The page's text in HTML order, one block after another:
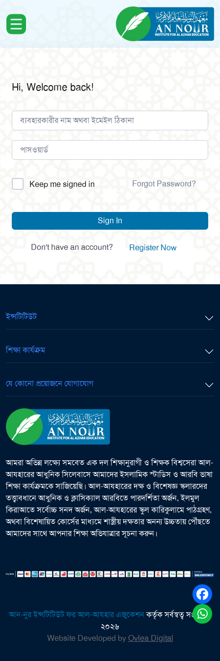
Hi, Welcome back!
Alternative:
Keep me signed in Forgot Password?
Sign In
Don't have an account? Register Now
ইন্সটিটিউট
শিক্ষা কার্যক্রম
যে কোনো প্রয়োজনে যোগাযোগ
আমরা অভিন্ন লক্ষ্যে সমবেত এক দল শিক্ষানুরাগী ও শিক্ষক বিশ্বসেরা আল-
আযহারের আধুনিক সিলেবাসে আমাদের ইসলামিক স্টাডিস ও আরবি ভাষা
শিক্ষা কার্যক্রমকে সাজিয়েছি। আল-আযহারের দক্ষ ও বিশেষজ্ঞ স্কলারদের
তত্ত্বাবধানে আধুনিক ও ক্লাসিক্যাল আরবিতে পারদর্শিতা অর্জন, ইলমুল
কিরাআতে সর্বোচ্চ সনদ অর্জন, আল-আযহারের স্কুল কারিকুলামে পাঠগ্রহণ,
অথবা বিশেষায়িত কোর্সের মাধ্যমে শাস্ত্রীয় দক্ষতার অনন্য উচ্চতায় পৌঁছতে
আমাদের সাথে আপনার শিক্ষা অভিযাত্রার সূচনা করুন।
আন-নুর ইন্সটিটিউট ফর আল-আযহার এজুকেশনকর্তৃক সর্বস্বত্ব সংরক্ষিত
২০২৬
Website Developed byOvlea Digital